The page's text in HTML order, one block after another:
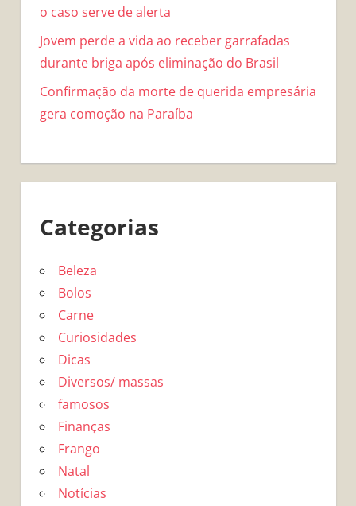
o caso serve de alerta
Jovem perde a vida ao receber garrafadas
durante briga após eliminação do Brasil
Confirmação da morte de querida empresária
gera comoção na Paraíba
Categorias
Beleza
Bolos
Carne
Curiosidades
Dicas
Diversos/ massas
famosos
Finanças
Frango
Natal
Notícias